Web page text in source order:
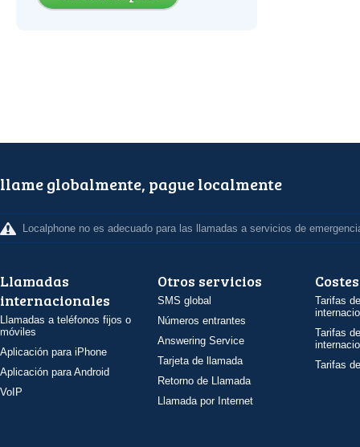
llame globalmente, pague localmente
Localphone no es adecuado para las llamadas a servicios de
Llamadas
internacionales
Llamadas a teléfonos fijos o
móviles
Aplicación para iPhone
Aplicación para Android
VoIP
Otros servicios
SMS global
Números entrantes
Answering Service
Tarjeta de llamada
Retorno de Llamada
Llamada por Internet
Costes
Tarifas
Tarifas
Tarifas